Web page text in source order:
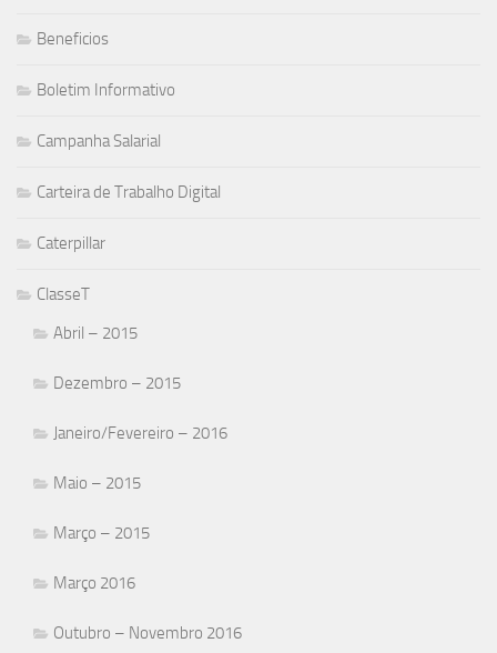
Beneficios
Boletim Informativo
Campanha Salarial
Carteira de Trabalho Digital
Caterpillar
ClasseT
Abril – 2015
Dezembro – 2015
Janeiro/Fevereiro – 2016
Maio – 2015
Março – 2015
Março 2016
Outubro – Novembro 2016